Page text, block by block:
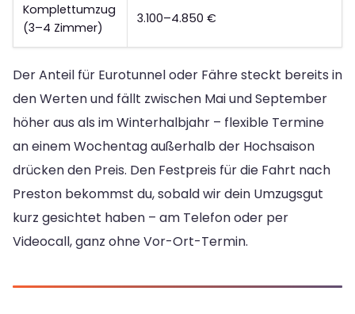
Komplettumzug
(3–4 Zimmer)
3.100–4.850 €
Der Anteil für Eurotunnel oder Fähre steckt bereits in
den Werten und fällt zwischen Mai und September
höher aus als im Winterhalbjahr – flexible Termine
an einem Wochentag außerhalb der Hochsaison
drücken den Preis. Den Festpreis für die Fahrt nach
Preston bekommst du, sobald wir dein Umzugsgut
kurz gesichtet haben – am Telefon oder per
Videocall, ganz ohne Vor-Ort-Termin.